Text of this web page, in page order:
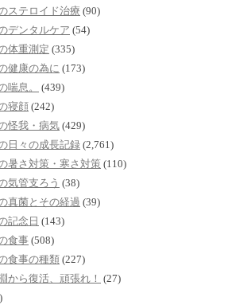
ステロイド治療 (90)
デンタルケア (54)
体重測定 (335)
健康の為に (173)
喘息。
(439)
寝顔 (242)
怪我・病気 (429)
日々の成長記録 (2,761)
暑さ対策・寒さ対策 (110)
気管支ろう (38)
真菌とその経過 (39)
記念日 (143)
食事 (508)
食事の種類 (227)
から復活、頑張れ！ (27)